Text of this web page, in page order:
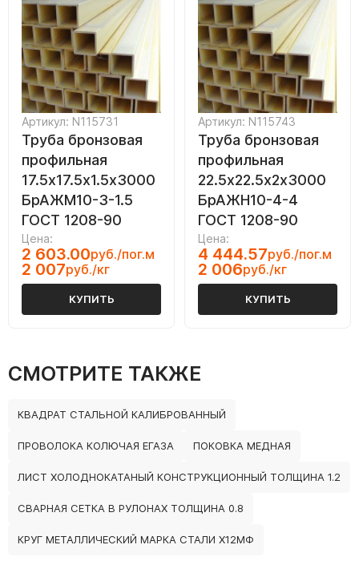
Артикул: N115731
Труба бронзовая
профильная
17.5х17.5х1.5х3000
БрАЖМ10-3-1.5
ГОСТ 1208-90
Цена:
2 603.00руб./пог.м
2 007руб./кг
КУПИТЬ
Артикул: N115743
Труба бронзовая
профильная
22.5х22.5х2х3000
БрАЖН10-4-4
ГОСТ 1208-90
Цена:
4 444.57руб./пог.м
2 006руб./кг
КУПИТЬ
СМОТРИТЕ ТАКЖЕ
КВАДРАТ СТАЛЬНОЙ КАЛИБРОВАННЫЙ
ПРОВОЛОКА КОЛЮЧАЯ ЕГАЗА ПОКОВКА МЕДНАЯ
ЛИСТ ХОЛОДНОКАТАНЫЙ КОНСТРУКЦИОННЫЙ ТОЛЩИНА 1.2
СВАРНАЯ СЕТКА В РУЛОНАХ ТОЛЩИНА 0.8
КРУГ МЕТАЛЛИЧЕСКИЙ МАРКА СТАЛИ Х12МФ